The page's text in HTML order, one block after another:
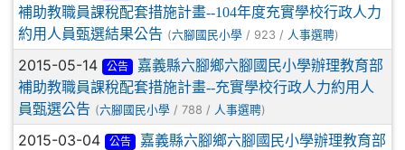
補助教職員課稅配套措施計畫--104年度充實學校行政人力
約用人員甄選結果公告 (六腳國民小學 / 923 / 人事選聘)
2015-05-14 公告
嘉義縣六腳鄉六腳國民小學辦理教育部
補助教職員課稅配套措施計畫--充實學校行政人力約用人
員甄選公告 (六腳國民小學 / 788 / 人事選聘)
2015-03-04 公告
嘉義縣六腳鄉六腳國民小學辦理教育部